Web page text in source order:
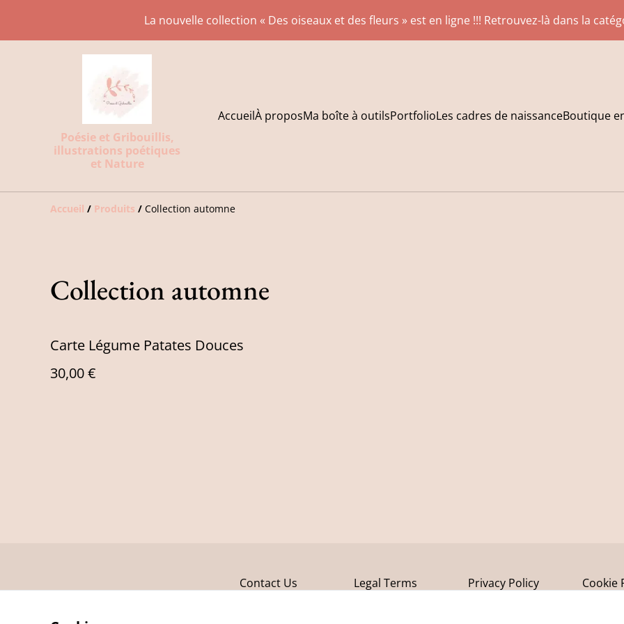
La nouvelle collection « Des oiseaux et des fleurs » est en ligne !!! Retrouvez-là dans la
Poésie et Gribouillis,
illustrations poétiques
et Nature
AccueilÀ proposMa boîte à outilsPortfolioLes cadres de naissanceBoutique
Accueil / Produits / Collection automne
Collection automne
Carte Légume Patates Douces
30,00 €
Contact Us Legal Terms Privacy Policy Cookie